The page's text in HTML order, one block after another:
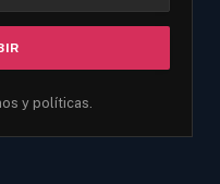
y políticas.